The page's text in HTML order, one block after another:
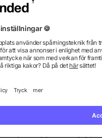
Vi har svaren.
se ut? Hjälper